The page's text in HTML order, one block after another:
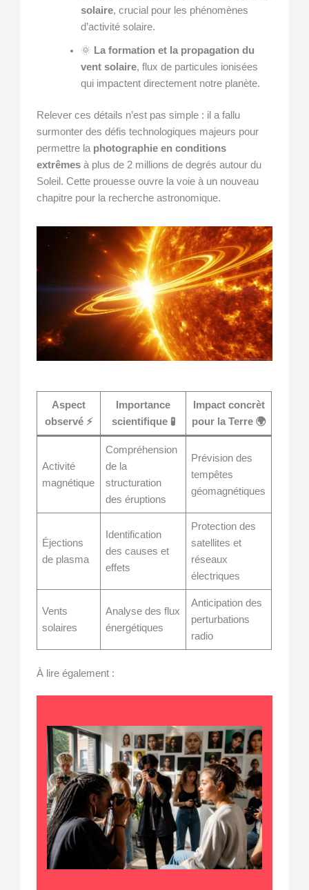
solaire, crucial pour les phénomènes
d’activité solaire.
🌞 La formation et la propagation du
vent solaire, flux de particules ionisées
qui impactent directement notre planète.
Relever ces détails n’est pas simple : il a fallu
surmonter des défis technologiques majeurs pour
permettre la photographie en conditions
extrêmes à plus de 2 millions de degrés autour du
Soleil. Cette prouesse ouvre la voie à un nouveau
chapitre pour la recherche astronomique.
Aspect
observé ⚡
Importance
scientifique 🧪
Impact concrèt
pour la Terre 🌍
Activité
magnétique
Compréhension
de la
structuration
des éruptions
Prévision des
tempêtes
géomagnétiques
Éjections
de plasma
Identification
des causes et
effets
Protection des
satellites et
réseaux
électriques
Vents
solaires
Analyse des flux
énergétiques
Anticipation des
perturbations
radio
À lire également :